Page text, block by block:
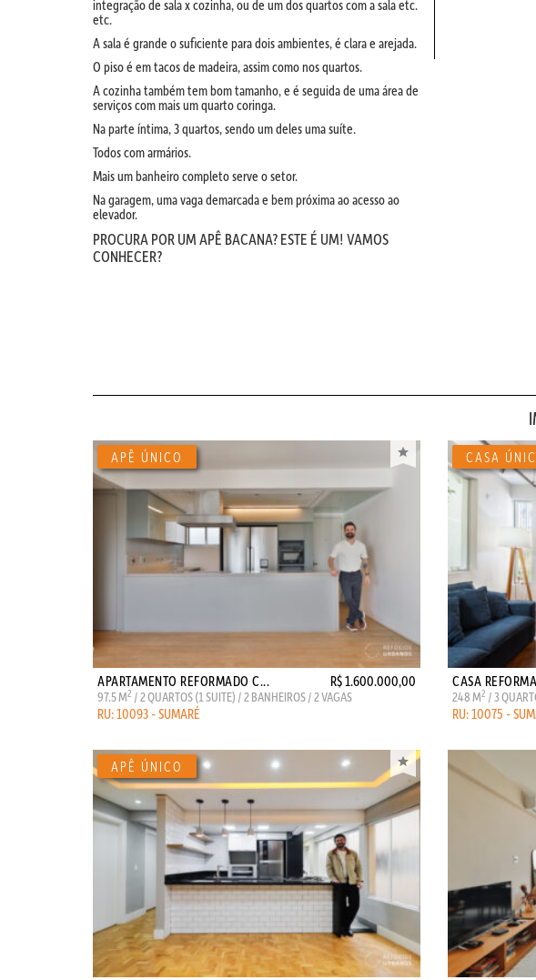
integração de sala x cozinha, ou de um dos quartos com a sala etc.
etc.
A sala é grande o suficiente para dois ambientes, é clara e arejada.
O piso é em tacos de madeira, assim como nos quartos.
A cozinha também tem bom tamanho, e é seguida de uma área de
serviços com mais um quarto coringa.
Na parte íntima, 3 quartos, sendo um deles uma suíte.
Todos com armários.
Mais um banheiro completo serve o setor.
Na garagem, uma vaga demarcada e bem próxima ao acesso ao
elevador.
PROCURA POR UM APÊ BACANA? ESTE É UM! VAMOS
CONHECER?
APARTAMENTO REFORMADO C... R$ 1.600.000,00
97.5 M2 / 2 QUARTOS (1 SUITE) / 2 BANHEIROS / 2 VAGAS
RU: 10093 - SUMARÉ
CASA
248 M2 / 3
RU: 10075 -